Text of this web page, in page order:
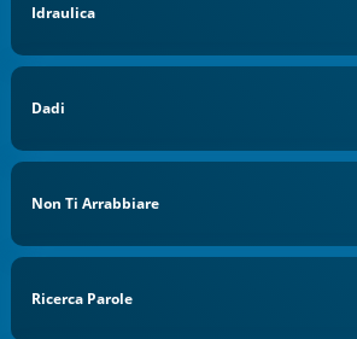
Idraulica
Dadi
Non Ti Arrabbiare
Ricerca Parole